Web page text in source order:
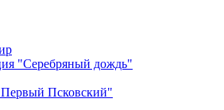
"Серебряный дождь"
Псковский"